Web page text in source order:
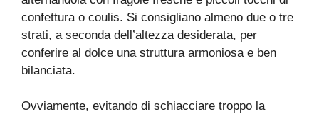
confettura o coulis. Si consigliano almeno due o tre
strati, a seconda dell’altezza desiderata, per
conferire al dolce una struttura armoniosa e ben
bilanciata.
Ovviamente, evitando di schiacciare troppo la